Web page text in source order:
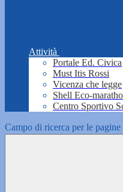
Attività
Portale Ed. Civica
Must Itis Rossi
Vicenza che legge
Shell Eco-
Centro Sportivo
Campo di ricerca per le pagine